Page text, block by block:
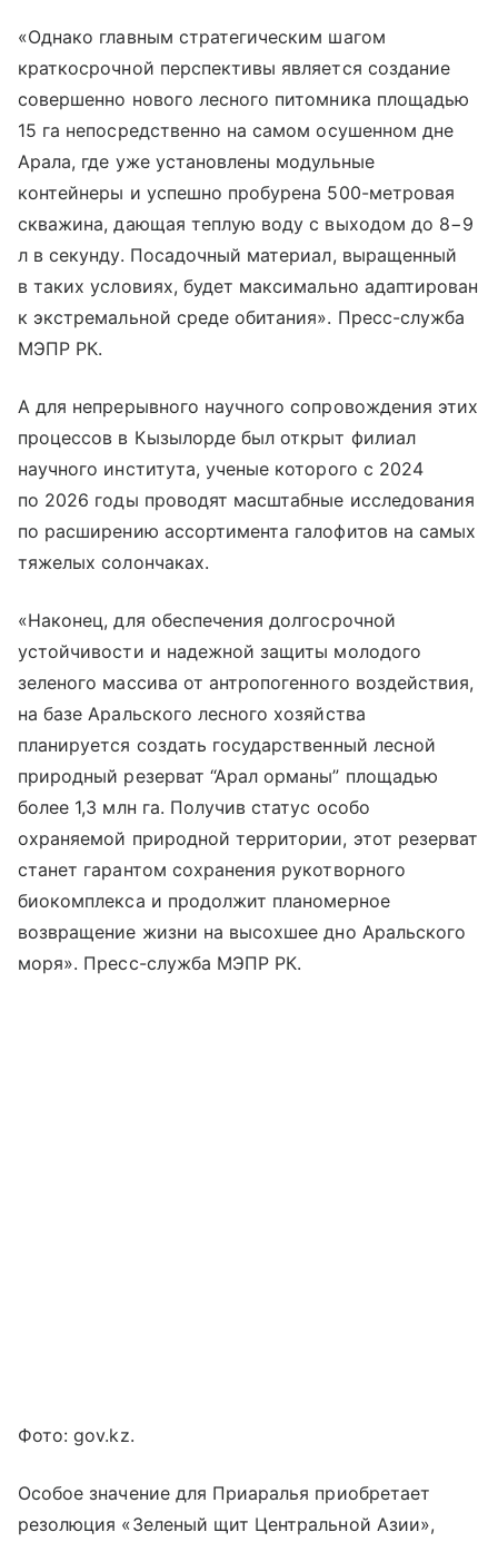
«Однако главным стратегическим шагом
краткосрочной перспективы является создание
совершенно нового лесного питомника площадью
15 га непосредственно на самом осушенном дне
Арала, где уже установлены модульные
контейнеры и успешно пробурена 500-метровая
скважина, дающая теплую воду с выходом до 8−9
л в секунду. Посадочный материал, выращенный
в таких условиях, будет максимально адаптирован
к экстремальной среде обитания». Пресс-служба
МЭПР РК.
А для непрерывного научного сопровождения этих
процессов в Кызылорде был открыт филиал
научного института, ученые которого с 2024
по 2026 годы проводят масштабные исследования
по расширению ассортимента галофитов на самых
тяжелых солончаках.
«Наконец, для обеспечения долгосрочной
устойчивости и надежной защиты молодого
зеленого массива от антропогенного воздействия,
на базе Аральского лесного хозяйства
планируется создать государственный лесной
природный резерват “Арал орманы” площадью
более 1,3 млн га. Получив статус особо
охраняемой природной территории, этот резерват
станет гарантом сохранения рукотворного
биокомплекса и продолжит планомерное
возвращение жизни на высохшее дно Аральского
моря». Пресс-служба МЭПР РК.
Фото: gov.kz.
Особое значение для Приаралья приобретает
резолюция «Зеленый щит Центральной Азии»,